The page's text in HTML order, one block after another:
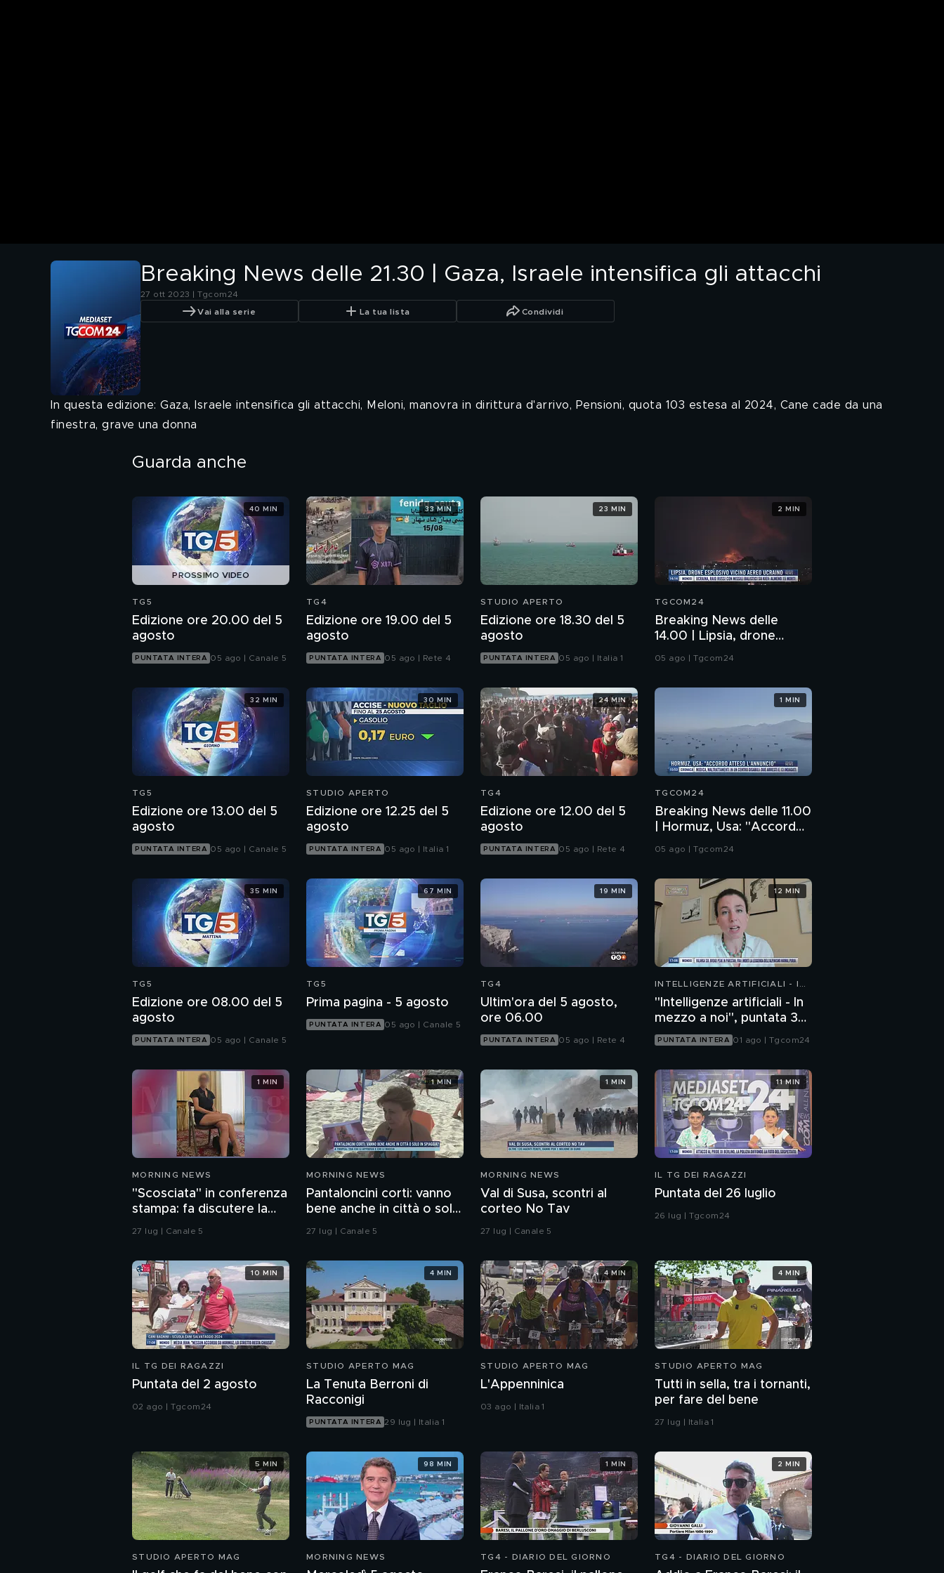
Breaking News delle 21.30 | Gaza, Israele intensifica gli attacchi
27 ott 2023 | Tgcom24
Vai alla serie La tua lista Condividi
In questa edizione: Gaza, Israele intensifica gli attacchi, Meloni, manovra in dirittura d'arrivo, Pensioni, quota 103 estesa al 2024, Cane cade da una
finestra, grave una donna
Guarda anche
PROSSIMO VIDEO
TG5
Edizione ore 20.00 del 5
agosto
PUNTATA INTERA 05 ago | Canale 5
40 MIN
TG4
Edizione ore 19.00 del 5
agosto
PUNTATA INTERA 05 ago | Rete 4
33 MIN
STUDIO APERTO
Edizione ore 18.30 del 5
agosto
PUNTATA INTERA 05 ago | Italia 1
23 MIN
TGCOM24
Breaking News delle
14.00 | Lipsia, drone
esplosivo vicino aereo
05 ago | Tgcom24
2 MIN
TG5
Edizione ore 13.00 del 5
agosto
PUNTATA INTERA 05 ago | Canale 5
32 MIN
STUDIO APERTO
Edizione ore 12.25 del 5
agosto
PUNTATA INTERA 05 ago | Italia 1
30 MIN
TG4
Edizione ore 12.00 del 5
agosto
PUNTATA INTERA 05 ago | Rete 4
24 MIN
TGCOM24
Breaking News delle 11.00
| Hormuz, Usa: "Accordo
atteso l'annuncio"
05 ago | Tgcom24
1 MIN
TG5
Edizione ore 08.00 del 5
agosto
PUNTATA INTERA 05 ago | Canale 5
35 MIN
TG5
Prima pagina - 5 agosto
PUNTATA INTERA 05 ago | Canale 5
67 MIN
TG4
Ultim'ora del 5 agosto,
ore 06.00
PUNTATA INTERA 05 ago | Rete 4
19 MIN
INTELLIGENZE ARTIFICIALI - IN
"Intelligenze artificiali - In
mezzo a noi", puntata 36:
chatbot emotivi e minori
PUNTATA INTERA 01 ago | Tgcom24
12 MIN
MORNING NEWS
"Scosciata" in conferenza
stampa: fa discutere la
vicesindaca di Livorno
27 lug | Canale 5
1 MIN
MORNING NEWS
Pantaloncini corti: vanno
bene anche in città o solo
in spiaggia?
27 lug | Canale 5
1 MIN
MORNING NEWS
Val di Susa, scontri al
corteo No Tav
27 lug | Canale 5
1 MIN
IL TG DEI RAGAZZI
Puntata del 26 luglio
26 lug | Tgcom24
11 MIN
IL TG DEI RAGAZZI
Puntata del 2 agosto
02 ago | Tgcom24
10 MIN
STUDIO APERTO MAG
La Tenuta Berroni di
Racconigi
PUNTATA INTERA 29 lug | Italia 1
4 MIN
STUDIO APERTO MAG
L'Appenninica
03 ago | Italia 1
4 MIN
STUDIO APERTO MAG
Tutti in sella, tra i tornanti,
per fare del bene
27 lug | Italia 1
4 MIN
STUDIO APERTO MAG
5 MIN
MORNING NEWS
98 MIN
TG4 - DIARIO DEL GIORNO
1 MIN
TG4 - DIARIO DEL GIORNO
2 MIN